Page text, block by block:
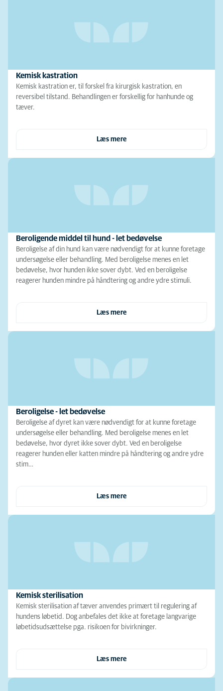
Kemisk kastration
Kemisk kastration er, til forskel fra kirurgisk kastration, en
reversibel tilstand. Behandlingen er forskellig for hanhunde og
tæver.
Læs mere
Beroligende middel til hund - let bedøvelse
Beroligelse af din hund kan være nødvendigt for at kunne foretage
undersøgelse eller behandling. Med beroligelse menes en let
bedøvelse, hvor hunden ikke sover dybt. Ved en beroligelse
reagerer hunden mindre på håndtering og andre ydre stimuli.
Læs mere
Beroligelse - let bedøvelse
Beroligelse af dyret kan være nødvendigt for at kunne foretage
undersøgelse eller behandling. Med beroligelse menes en let
bedøvelse, hvor dyret ikke sover dybt. Ved en beroligelse
reagerer hunden eller katten mindre på håndtering og andre ydre
stim…
Læs mere
Kemisk sterilisation
Kemisk sterilisation af tæver anvendes primært til regulering af
hundens løbetid. Dog anbefales det ikke at foretage langvarige
løbetidsudsættelse pga. risikoen for bivirkninger.
Læs mere